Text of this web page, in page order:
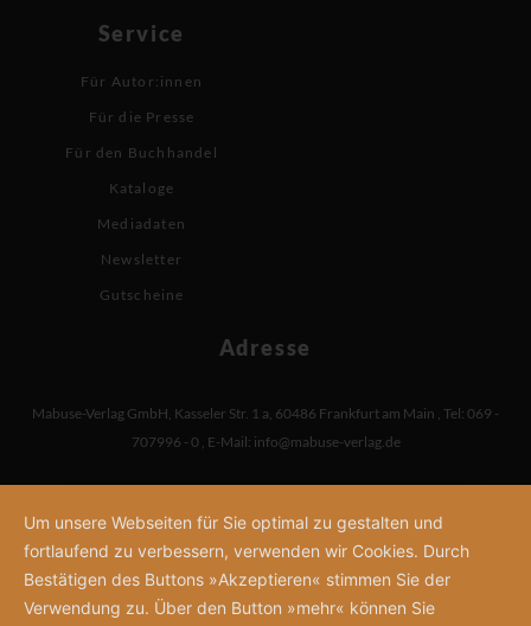
Service
Für Autor:innen
Für die Presse
Für den Buchhandel
Kataloge
Mediadaten
Newsletter
Gutscheine
Adresse
Mabuse-Verlag GmbH, Kasseler Str. 1 a, 60486 Frankfurt am Main , Tel: 069 -
707996 - 0 , E-Mail: info@mabuse-verlag.de
Um unsere Webseiten für Sie optimal zu gestalten und
fortlaufend zu verbessern, verwenden wir Cookies. Durch
Bestätigen des Buttons »Akzeptieren« stimmen Sie der
Verwendung zu. Über den Button »mehr« können Sie